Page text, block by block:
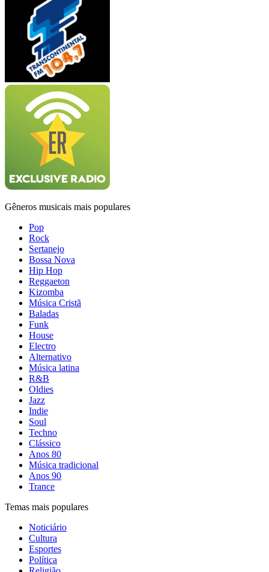
Gêneros musicais mais populares
Pop
Rock
Sertanejo
Bossa Nova
Hip Hop
Reggaeton
Kizomba
Música Cristã
Baladas
Funk
House
Electro
Alternativo
Música latina
R&B
Oldies
Jazz
Indie
Soul
Techno
Clássico
Anos 80
Música tradicional
Anos 90
Trance
Temas mais populares
Noticiário
Cultura
Esportes
Política